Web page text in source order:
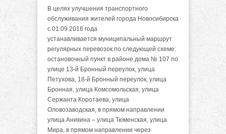
В целях улучшения транспортного
обслуживания жителей города Новосибирска
с 01.09.2016 года
устанавливается муниципальный маршрут
регулярных перевозок по следующей схеме:
остановочный пункт в районе дома № 107 по
улице 13-й Бронный переулок, улица
Петухова, 18-й Бронный переулок, улица
Бронная, улица Комсомольская, улица
Сержанта Коротаева, улица
Оловозаводская, в прямом направлении
улица Аникина – улица Тюменская, улица
Мира, в прямом направлении через